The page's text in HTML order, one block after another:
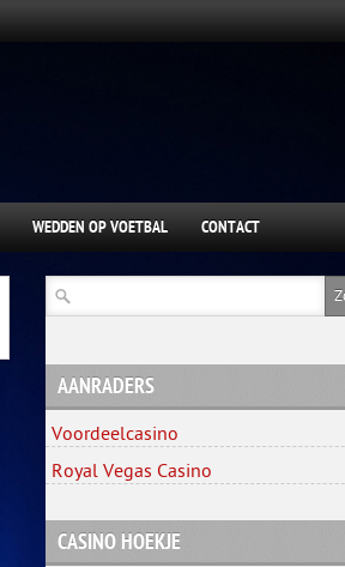
WEDDEN OP VOETBAL CONTACT
AANRADERS
Voordeelcasino
Royal Vegas Casino
CASINO HOEKJE